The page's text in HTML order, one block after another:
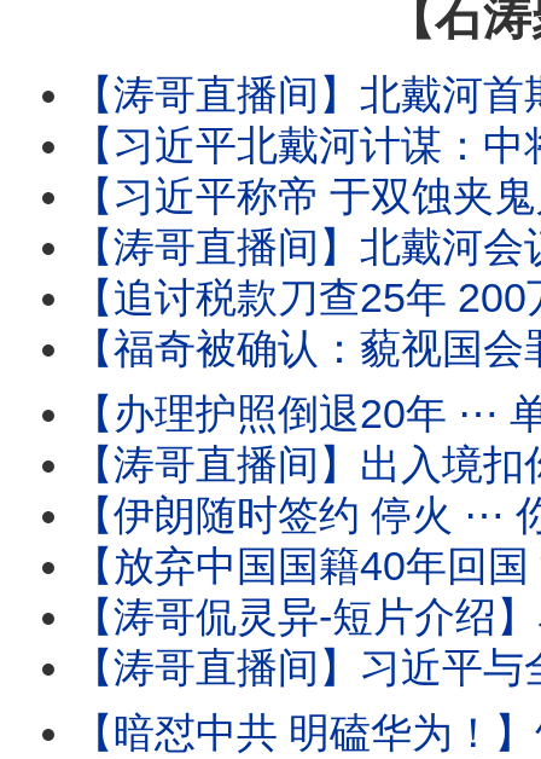
【石
【涛哥直播间】北戴河首期要务：中将上位
【习近平北戴河计谋：中将治军 张又侠五中全会祭旗】中少将补缺
【习近平称帝 于双蚀夹鬼月 ⋯ 借妖魂江泽民百年纪念！】8月17
【涛哥直播间】北戴河会议撞上“双蚀夹鬼月”！天津大爆炸日撞上“日
【追讨税款刀查25年 200万富豪鬼节噩梦！】境外使用微博
【福奇被确认：藐视国会罪成立！】参议院
【办理护照倒退20年 ⋯ 单位介绍信！】人-税双杀瞬
【涛哥直播间】出入境扣你6个月至3年
【伊朗随时签约 停火 ⋯ 你信吗？】油
【放弃中国国籍40年回国 深圳出境 被海关审查
【涛哥侃灵异-短片介绍】马斯克的特异功能：灵魂与肉身
【涛哥直播间】习近平与全军将领-死对头！军中无龙
【暗怼中共 明磕华为！】竹知了 ⋯ 哇哇